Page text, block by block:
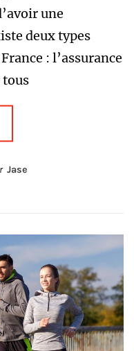
une
deux types
: l’assurance
tous
Jase